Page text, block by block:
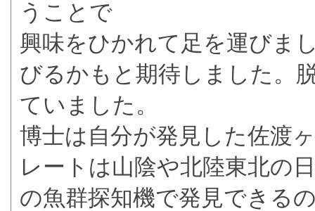
うことで
興味をひかれて足を運びま
びるかもと期待しました。
ていました。
博士は自分が発見した佐渡
レートは山陰や北陸東北の
の魚群探知機で発見できる